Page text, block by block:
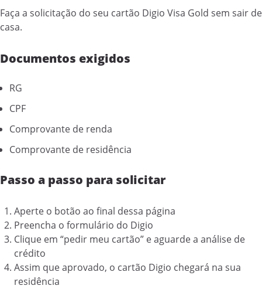
Faça a solicitação do seu cartão Digio Visa Gold sem sair de
casa.
Documentos exigidos
RG
CPF
Comprovante de renda
Comprovante de residência
Passo a passo para solicitar
Aperte o botão ao final dessa página
Preencha o formulário do Digio
Clique em “pedir meu cartão” e aguarde a análise de
crédito
Assim que aprovado, o cartão Digio chegará na sua
residência